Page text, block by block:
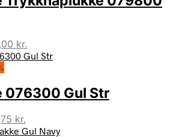
kr..
kr.
aktuelle
478,00 kr..
076300 Gul Str
kr.
aktuelle